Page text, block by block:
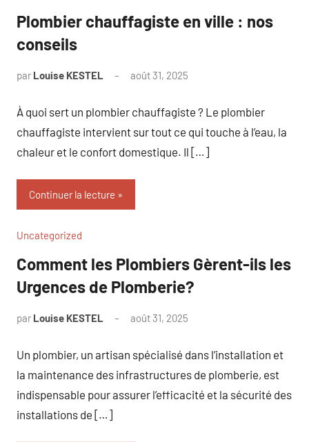
Plombier chauffagiste en ville : nos
conseils
par Louise KESTEL août 31, 2025
À quoi sert un plombier chauffagiste ? Le plombier
chauffagiste intervient sur tout ce qui touche à l’eau, la
chaleur et le confort domestique. Il […]
Continuer la lecture
Uncategorized
Comment les Plombiers Gèrent-ils les
Urgences de Plomberie?
par Louise KESTEL août 31, 2025
Un plombier, un artisan spécialisé dans l’installation et
la maintenance des infrastructures de plomberie, est
indispensable pour assurer l’efficacité et la sécurité des
installations de […]